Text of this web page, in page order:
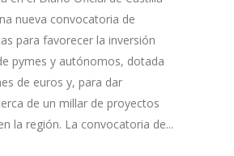
nueva convocatoria de
para favorecer la inversión
pymes y autónomos, dotada
de euros y, para dar
de un millar de proyectos
la región. La convocatoria de...